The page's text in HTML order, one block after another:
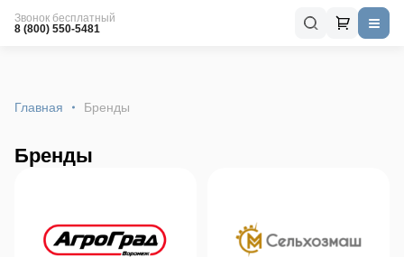
Звонок бесплатный
8 (800) 550-5481
Главная Бренды
Бренды